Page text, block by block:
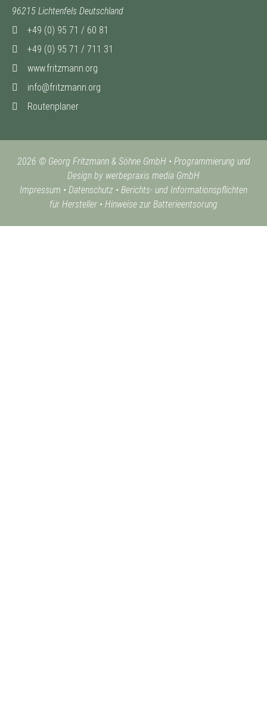
96215 Lichtenfels Deutschland
+49 (0) 95 71 / 60 81
+49 (0) 95 71 / 711 31
www.fritzmann.org
info@fritzmann.org
Routenplaner
2026 © Georg Fritzmann & Söhne GmbH• Programmierung und
Design by werbepraxis media GmbH
Impressum • Datenschutz • Berichts- und Informationspflichten
für Hersteller • Hinweise zur Batterieentsorung